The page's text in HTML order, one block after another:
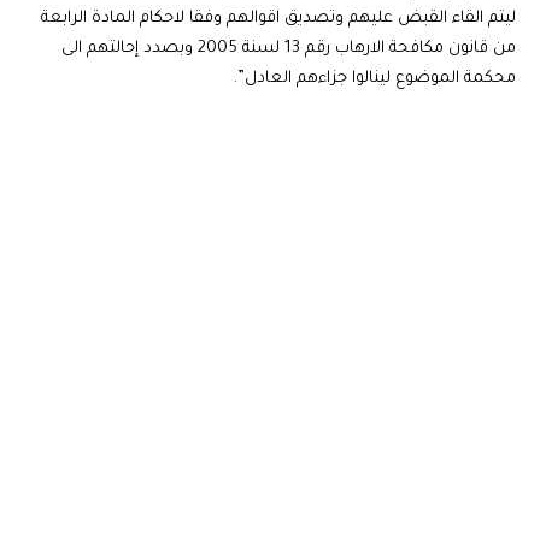
ليتم القاء القبض عليهم وتصديق اقوالهم وفقا لاحكام المادة ‏الرابعة
من قانون مكافحة الارهاب رقم 13 لسنة 2005 وبصدد إحالتهم ‏الى
محكمة الموضوع لينالوا جزاءهم العادل”.